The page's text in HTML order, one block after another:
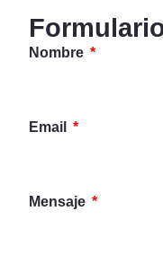
Nombre
Email
Mensaje